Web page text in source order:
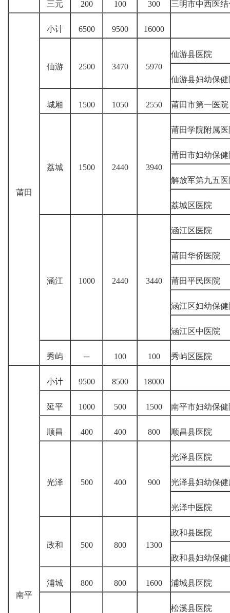
三元 200 100 300 三明市中西医
莆田
小计 6500 9500 16000
仙游 2500 3470 5970
仙游县医院
仙游县妇幼保健
城厢 1500 1050 2550 莆田市第一医院
荔城 1500 2440 3940
莆田学院附属医
莆田市妇幼保健
解放军第九五医
荔城区医院
涵江 1000 2440 3440
涵江区医院
莆田华侨医院
莆田平民医院
涵江区妇幼保健
涵江区中医院
秀屿 ─ 100 100 秀屿区医院
南平
小计 9500 8500 18000
延平 1000 500 1500 南平市妇幼保健
顺昌 400 400 800 顺昌县医院
光泽 500 400 900
光泽县医院
光泽县妇幼保健
光泽中医院
政和 500 800 1300
政和县医院
政和县妇幼保健
浦城 800 800 1600 浦城县医院
松溪县医院